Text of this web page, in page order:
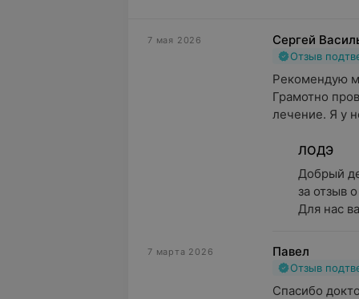
7 мая 2026 Сергей
Отзыв
Рекомендую
Грамотно
лечение. Я у
ЛОДЭ
Добрый
за отзыв
Для нас
7 марта 2026 Павел
Отзыв
Спасибо